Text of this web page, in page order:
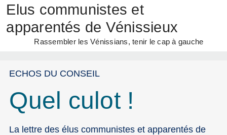
Elus communistes et
apparentés de Vénissieux
Rassembler les Vénissians, tenir le cap à gauche
ECHOS DU CONSEIL
Quel culot !
La lettre des élus communistes et apparentés de